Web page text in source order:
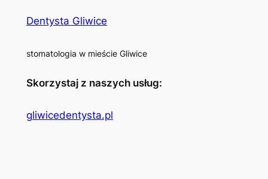
Dentysta Gliwice
stomatologia w mieście Gliwice
Skorzystaj z naszych usług:
gliwicedentysta.pl